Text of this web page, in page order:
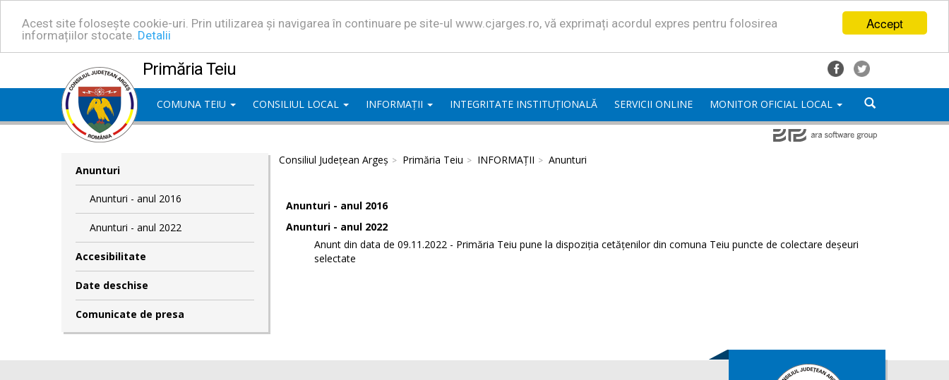
Accept
Acest site folosește cookie-uri. Prin utilizarea și navigarea în continuare pe site-ul www.cjarges.ro, vă exprimați acordul expres pentru folosirea
informațiilor stocate. Detalii
Primăria Teiu
COMUNA TEIU CONSILIUL LOCAL INFORMAȚII INTEGRITATE INSTITUȚIONALĂ SERVICII ONLINE MONITOR OFICIAL LOCAL
Anunturi
Anunturi - anul 2016
Anunturi - anul 2022
Accesibilitate
Date deschise
Comunicate de presa
Consiliul Județean Argeș Primăria Teiu INFORMAȚII Anunturi
Anunturi - anul 2016
Anunturi - anul 2022
Anunt din data de 09.11.2022 - Primăria Teiu pune la dispoziția cetățenilor din comuna Teiu puncte de colectare deșeuri
selectate